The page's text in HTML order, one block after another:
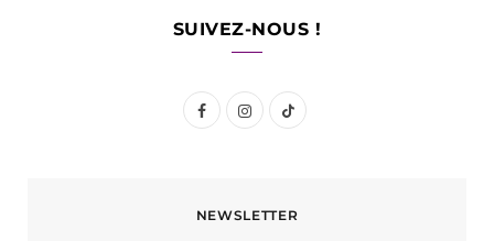
SUIVEZ-NOUS !
F
e
I
t
T
T
NEWSLETTER